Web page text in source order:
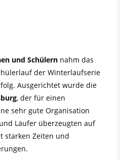
und Schülernnahm das
der Winterlaufserie
Ausgerichtet wurde die
, der für einen
sehr gute Organisation
Läufer überzeugten auf
starken Zeiten und